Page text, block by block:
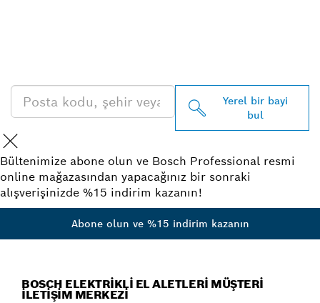
Yerel bir bayi
bul
Bültenimize abone olun ve Bosch Professional resmi
online mağazasından yapacağınız bir sonraki
alışverişinizde %15 indirim kazanın!
Abone olun ve %15 indirim kazanın
BOSCH ELEKTRIKLI EL ALETLERI MÜŞTERI
İLETIŞIM MERKEZI